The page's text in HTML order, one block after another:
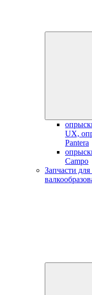
UX,
Pantera
Campo
Запчасти